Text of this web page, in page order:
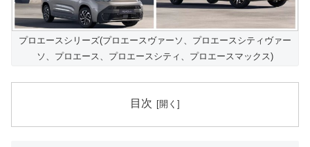
プロエースシリーズ(プロエースヴァーソ、プロエースシティヴァー
ソ、プロエース、プロエースシティ、プロエースマックス)
目次